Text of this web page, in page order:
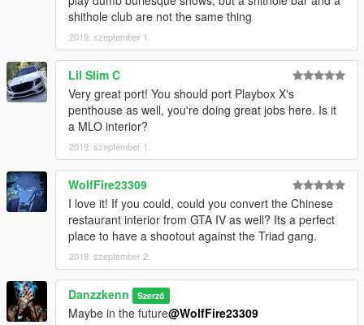
shithole club are not the same thing
2019. szeptember 1.
Lil Slim C
Very great port! You should port Playbox X's
penthouse as well, you're doing great jobs here. Is it
a MLO interior?
2019. szeptember 1.
WolfFire23309
I love it! If you could, could you convert the Chinese
restaurant interior from GTA IV as well? Its a perfect
place to have a shootout against the Triad gang.
2019. szeptember 2.
Danzzkenn Szerző
Maybe in the future@WolfFire23309